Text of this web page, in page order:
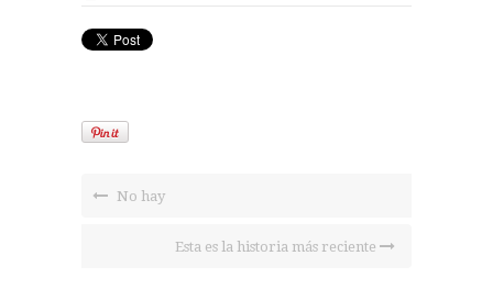
No hay
Esta es la historia más reciente